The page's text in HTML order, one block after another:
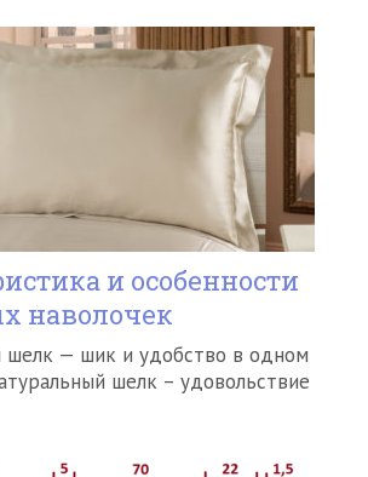
и особенности
наволочек
шелк — шик и удобство в одном
шелк – удовольствие